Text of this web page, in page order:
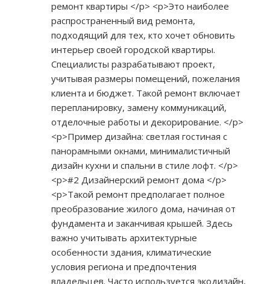
ремонт квартиры </p> <p>Это наиболее
распространенный вид ремонта,
подходящий для тех, кто хочет обновить
интерьер своей городской квартиры.
Специалисты разрабатывают проект,
учитывая размеры помещений, пожелания
клиента и бюджет. Такой ремонт включает
перепланировку, замену коммуникаций,
отделочные работы и декорирование. </p>
<p>Пример дизайна: светлая гостиная с
панорамными окнами, минималистичный
дизайн кухни и спальни в стиле лофт. </p>
<p>#2 Дизайнерский ремонт дома </p>
<p>Такой ремонт предполагает полное
преобразование жилого дома, начиная от
фундамента и заканчивая крышей. Здесь
важно учитывать архитектурные
особенности здания, климатические
условия региона и предпочтения
владельцев. Часто используется экодизайн,